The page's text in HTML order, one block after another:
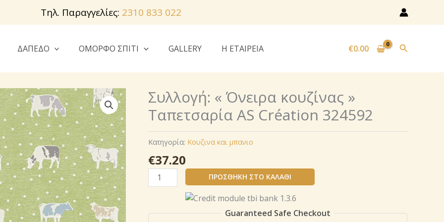
Τηλ. Παραγγελίες: 2310 833 022
ΔΑΠΕΔΟ ΟΜΟΡΦΟ ΣΠΙΤΙ GALLERY Η ΕΤΑΙΡΕΙΑ €0.00
Συλλογή: « Όνειρα κουζίνας »
Ταπετσαρία AS Création 324592
Κατηγορία: Κουζινα και μπανιο
€37.20
Συλλογή:
« Όνειρα
κουζίνας »
Ταπετσαρία
ΠΡΟΣΘΉΚΗ ΣΤΟ ΚΑΛΆΘΙ
Guaranteed Safe Checkout